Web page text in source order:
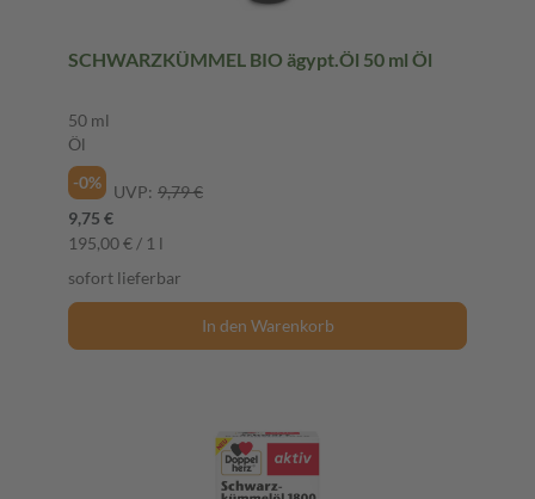
SCHWARZKÜMMEL BIO ägypt.Öl 50 ml Öl
50 ml
Öl
-0%
UVP: 9,79 €
9,75 €
195,00 € / 1 l
sofort lieferbar
In den Warenkorb